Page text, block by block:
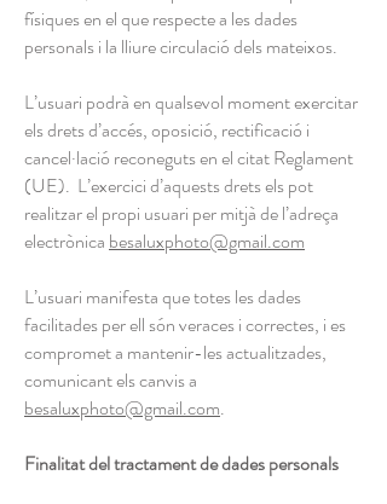
físiques en el que respecte a les dades
personals i la lliure circulació dels mateixos.
L’usuari podrà en qualsevol moment exercitar
els drets d’accés, oposició, rectificació i
cancel·lació reconeguts en el citat Reglament
(UE). L’exercici d’aquests drets els pot
realitzar el propi usuari per mitjà de l’adreça
electrònica besaluxphoto@gmail.com
L’usuari manifesta que totes les dades
facilitades per ell són veraces i correctes, i es
compromet a mantenir-les actualitzades,
comunicant els canvis a
besaluxphoto@gmail.com.
Finalitat del tractament de dades personals